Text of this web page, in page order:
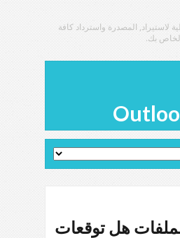
لاستيراد, المصدرة واسترداد كافة
هل توقعات